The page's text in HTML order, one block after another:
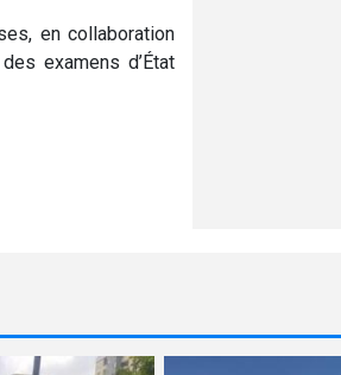
en collaboration
examens d’État